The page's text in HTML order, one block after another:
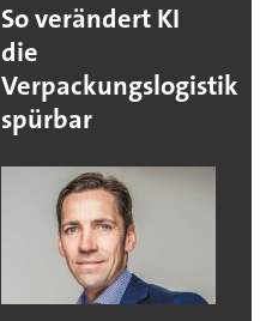
So verändert KI
die
Verpackungslogistik
spürbar